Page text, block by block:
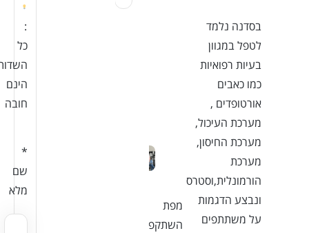
בסדנה נלמד
לטפל במגוון
בעיות רפואיות
כמו כאבים
אורטופדים ,
מערכת העיכול,
מערכת החיסון,
מערכת
הורמונלית,וסטרס
ונבצע הדגמות
על משתתפים
מפת
השתקפות
:
כל
הינם
חובה
*
שם
מלא